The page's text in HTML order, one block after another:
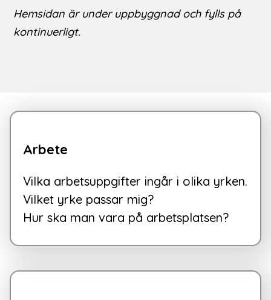
Hemsidan är under uppbyggnad och fylls på
kontinuerligt.
Arbete
Vilka arbetsuppgifter ingår i olika yrken.
Vilket yrke passar mig?
Hur ska man vara på arbetsplatsen?